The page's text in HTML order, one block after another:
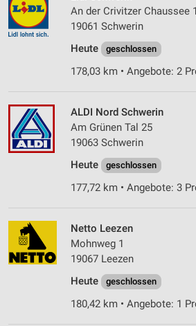
An der Crivitzer Chaussee
19061 Schwerin
Heute
geschlossen
178,03 km • Angebote: 2
ALDI Nord Schwerin
Am Grünen Tal 25
19063 Schwerin
Heute
geschlossen
177,72 km • Angebote: 3
Netto Leezen
Mohnweg 1
19067 Leezen
Heute
geschlossen
180,42 km • Angebote: 1